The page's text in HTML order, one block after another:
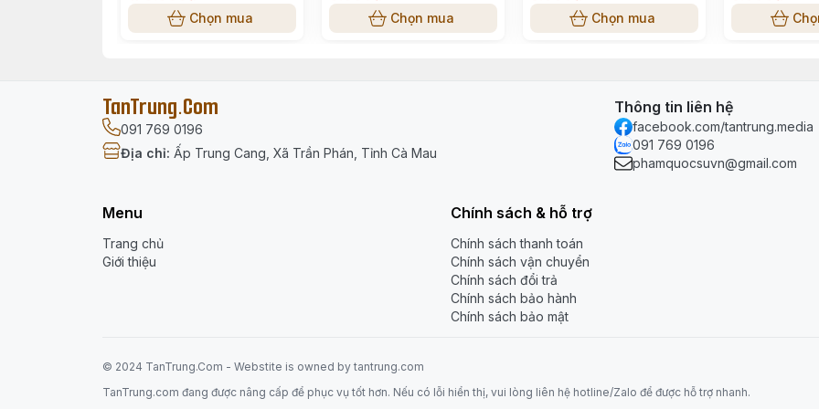
Thương hiệu: Tiến Phát
Loại: Nẹp vuông luồn dây điện
Chiều dài: 1m7 (170cm)
Màu sắc: Trắng sữa
Nẹp Nhựa Vuông Tiến Phát V20/R
giúp bạn giải quyết triệt để tình trạng dây điện rối rắm, góp
Chọn mua Chọn mua Chọn mua
TanTrung.Com
091 769 0196
Địa chỉ: Ấp Trung Cang, Xã Trần Phán, Tỉnh Cà Mau
Thông tin liên hệ
facebook.com/tantrung.media
091 769 0196
phamquocsuvn@gmail.com
Menu
Trang chủ
Giới thiệu
Chính sách & hỗ trợ
Chính sách thanh toán
Chính sách vận chuyển
Chính sách đổi trả
Chính sách bảo hành
Chính sách bảo mật
© 2024 TanTrung.Com - Webstite is owned by tantrung.com
TanTrung.com đang được nâng cấp để phục vụ tốt hơn. Nếu có lỗi hiển thị, vui lòng liên hệ hotline/Zalo để được hỗ trợ nhanh.